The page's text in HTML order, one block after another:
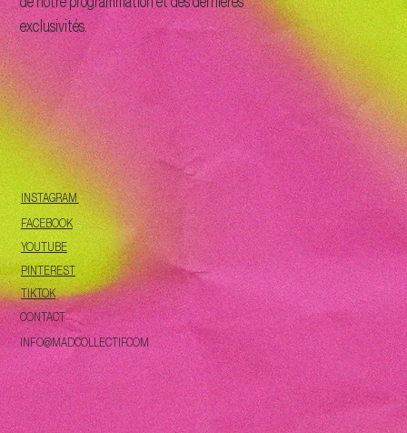
exclusivités.
INSTAGRAM
FACEBOOK
YOUTUBE
PINTEREST
TIKTOK
CONTACT
INFO@MADCOLLECTIF.COM